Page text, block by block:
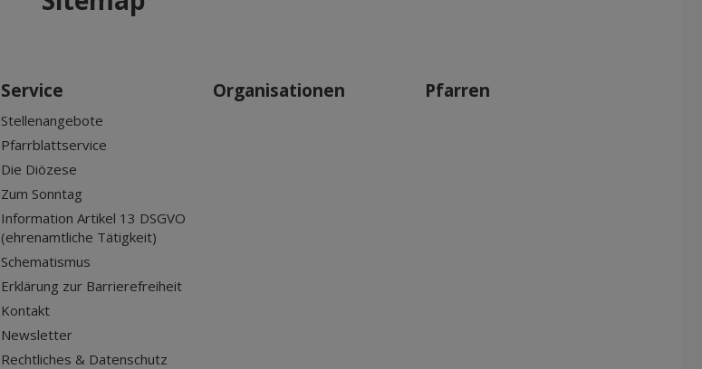
Service
Stellenangebote
Pfarrblattservice
Die Diözese
Zum Sonntag
Information Artikel 13 DSGVO
(ehrenamtliche Tätigkeit)
Schematismus
Erklärung zur Barrierefreiheit
Kontakt
Newsletter
Rechtliches & Datenschutz
Organisationen Pfarren